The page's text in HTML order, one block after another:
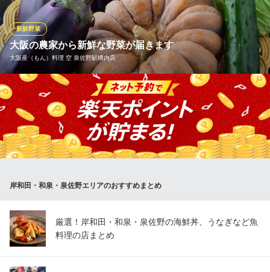
modern dining かがり
和・洋・中の創作居酒屋
ＪＲ日根野駅 徒歩11分
大阪府泉佐野市日根野4364-9
大阪の農家から新鮮な野菜が届きます
大阪産（もん）料理 空 泉佐野駅構内店
新鮮野菜
泉州のキャベツや水なす、南河内からはトマトや葉物野菜が直接
届きます。 農家さんのこだわりのお野菜をお楽しみください。
大阪産（もん）料理 空 泉佐野駅構内店
地元泉州応援居酒屋
南海本線泉佐野駅 徒歩2分
岸和田・和泉・泉佐野エリアのおすすめまとめ
厳選！岸和田・和泉・泉佐野の海鮮丼、うなぎなど魚
料理の店まとめ